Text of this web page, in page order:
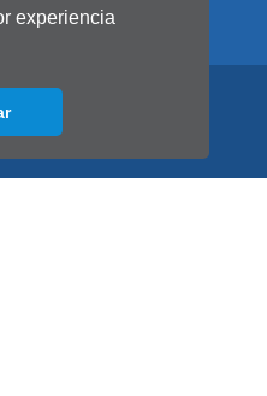
experiencia
top